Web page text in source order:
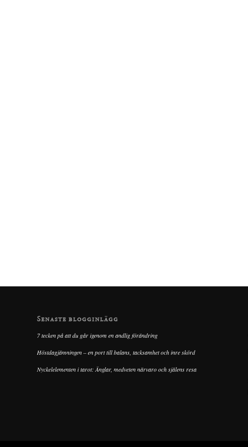
Senaste blogginlägg
7 tecken på att du går igenom en andlig förändring
Höstdagjämningen – en port till balans, tacksamhet och inre skörd
Nyckelelementen i tarot: Änglar, medveten närvaro och själens resa